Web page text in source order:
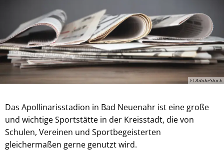
© AdobeStock
Das Apollinarisstadion in Bad Neuenahr ist eine große
und wichtige Sportstätte in der Kreisstadt, die von
Schulen, Vereinen und Sportbegeisterten
gleichermaßen gerne genutzt wird.